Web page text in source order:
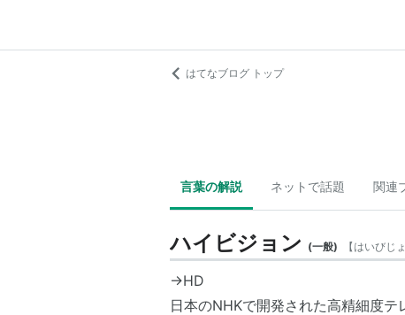
はてなブログ トップ
言葉の解説 ネットで話題 関連
ハイビジョン (一般) 【はいびじ
→HD
日本のNHKで開発された高精細度